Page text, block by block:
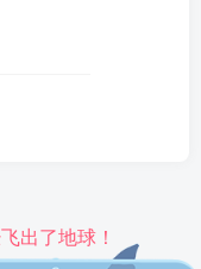
出了地球！